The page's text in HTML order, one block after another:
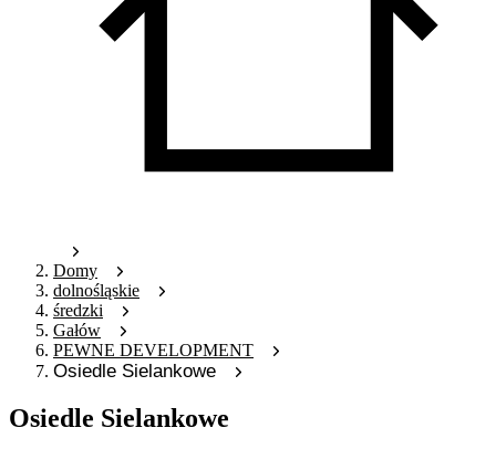
Domy
dolnośląskie
średzki
Gałów
PEWNE DEVELOPMENT
Osiedle Sielankowe
Osiedle Sielankowe